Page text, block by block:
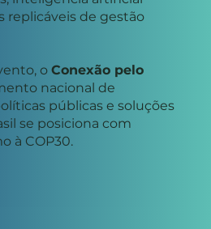
replicáveis de gestão
o Conexão pelo
nacional de
públicas e soluções
se posiciona com
à COP30.